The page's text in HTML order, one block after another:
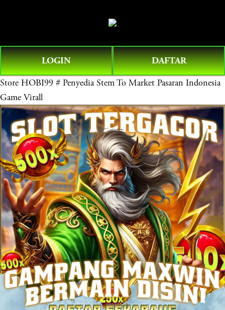
e
n
M
e
n
u
LOGIN DAFTAR
Store HOBI99 # Penyedia Stem To Market Pasaran Indonesia
Game Virall